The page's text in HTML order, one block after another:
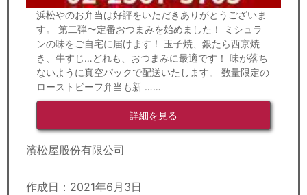
浜松やのお弁当は好評をいただきありがとうございま
す。 第二弾〜定番おつまみを始めました！ ミシュラ
ンの味をご自宅に届けます！ 玉子焼、銀たら西京焼
き、牛すじ…どれも、おつまみに最適です！ 味が落ち
ないように真空パックで配送いたします。 数量限定の
ローストビーフ弁当も新 ……
詳細を見る
濱松屋股份有限公司
作成日：2021年6月3日